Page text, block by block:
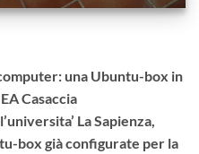
una Ubuntu-box in
Casaccia
La Sapienza,
box già configurate per la